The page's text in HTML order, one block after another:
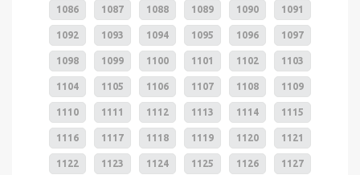
1086 1087 1088 1089 1090 1091
1092 1093 1094 1095 1096 1097
1098 1099 1100 1101 1102 1103
1104 1105 1106 1107 1108 1109
1110 1111 1112 1113 1114 1115
1116 1117 1118 1119 1120 1121
1122 1123 1124 1125 1126 1127